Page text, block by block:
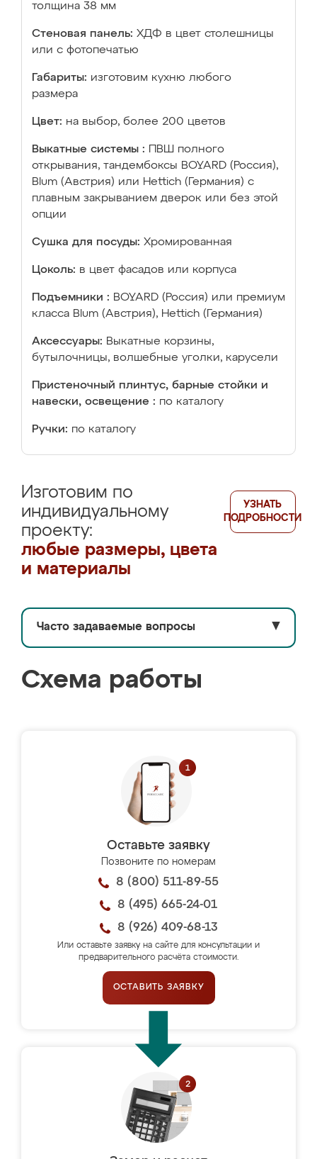
толщина 38 мм
Стеновая панель: ХДФ в цвет столешницы
или с фотопечатью
Габариты: изготовим кухню любого
размера
Цвет: на выбор, более 200 цветов
Выкатные системы :
ПВШ полного
открывания, тандембоксы BOYARD (Россия),
Blum (Австрия) или Hettich (Германия) с
плавным закрыванием дверок или без этой
опции
Сушка для посуды: Хромированная
Цоколь: в цвет фасадов или корпуса
Подъемники : BOYARD (Россия) или премиум
класса Blum (Австрия), Hettich (Германия)
Аксессуары: Выкатные корзины,
бутылочницы, волшебные уголки, карусели
Пристеночный плинтус, барные стойки и
навески, освещение : по каталогу
Ручки: по каталогу
Изготовим по
индивидуальному
проекту:
любые размеры, цвета
и материалы
УЗНАТЬ
ПОДРОБНОСТИ
Часто задаваемые вопросы ▼
Схема работы
Оставьте заявку
Позвоните по номерам
8 (800) 511-89-55
8 (495) 665-24-01
8 (926) 409-68-13
Или оставьте заявку на сайте для консультации и
предварительного расчёта стоимости.
ОСТАВИТЬ ЗАЯВКУ